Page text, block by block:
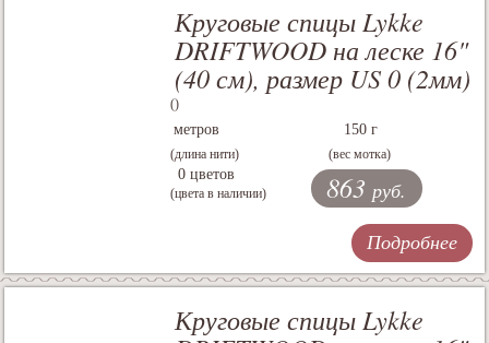
Круговые спицы Lykke
DRIFTWOOD на леске 16"
(40 см), размер US 0 (2мм)
()
метров
(длина нити)
150 г
(вес мотка)
0 цветов
(цвета в наличии) 863 руб.
Подробнее
Круговые спицы Lykke